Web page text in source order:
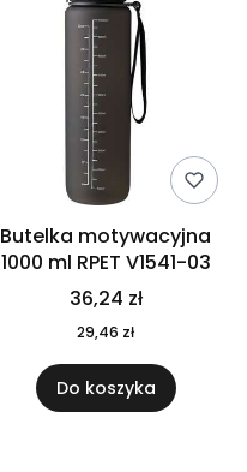
Butelka motywacyjna
1000 ml RPET V1541-03
36,24 zł
29,46 zł
Do koszyka